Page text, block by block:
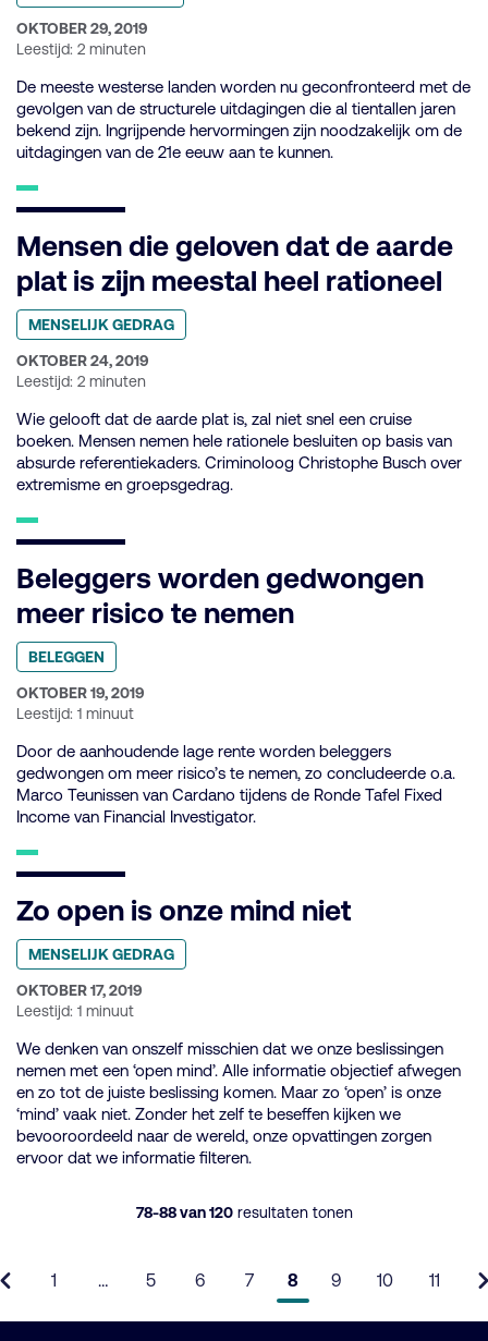
categorie:
GEPUBLICEERD
OP:
OKTOBER 29, 2019
Leestijd: 2 minuten
De meeste westerse landen worden nu geconfronteerd met de
gevolgen van de structurele uitdagingen die al tientallen jaren
bekend zijn. Ingrijpende hervormingen zijn noodzakelijk om de
uitdagingen van de 21e eeuw aan te kunnen.
Mensen die geloven dat de aarde
plat is zijn meestal heel rationeel
Geplaatst
categorie:
MENSELIJK GEDRAG
GEPUBLICEERD
OP:
OKTOBER 24, 2019
Leestijd: 2 minuten
Wie gelooft dat de aarde plat is, zal niet snel een cruise
boeken. Mensen nemen hele rationele besluiten op basis van
absurde referentiekaders. Criminoloog Christophe Busch over
extremisme en groepsgedrag.
Beleggers worden gedwongen
meer risico te nemen
Geplaatst
categorie:
BELEGGEN
GEPUBLICEERD
OP:
OKTOBER 19, 2019
Leestijd: 1 minuut
Door de aanhoudende lage rente worden beleggers
gedwongen om meer risico’s te nemen, zo concludeerde o.a.
Marco Teunissen van Cardano tijdens de Ronde Tafel Fixed
Income van Financial Investigator.
Zo open is onze mind niet
Geplaatst
categorie:
MENSELIJK GEDRAG
GEPUBLICEERD
OP:
OKTOBER 17, 2019
Leestijd: 1 minuut
We denken van onszelf misschien dat we onze beslissingen
nemen met een ‘open mind’. Alle informatie objectief afwegen
en zo tot de juiste beslissing komen. Maar zo ‘open’ is onze
‘mind’ vaak niet. Zonder het zelf te beseffen kijken we
bevooroordeeld naar de wereld, onze opvattingen zorgen
ervoor dat we informatie filteren.
78-88 van 120resultaten tonen
Vorige
pagina
Pagina
1 …
Pagina
5
Pagina
6
Pagina
7
Pagina
8
Pagina
9
Pagina
10
Pagina
11